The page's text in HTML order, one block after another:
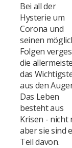
Bei all der
Hysterie um
Corona und
seinen
Folgen
die
das
aus den
Das Leben
besteht aus
Krisen - nicht
aber sie sind
Teil davon.